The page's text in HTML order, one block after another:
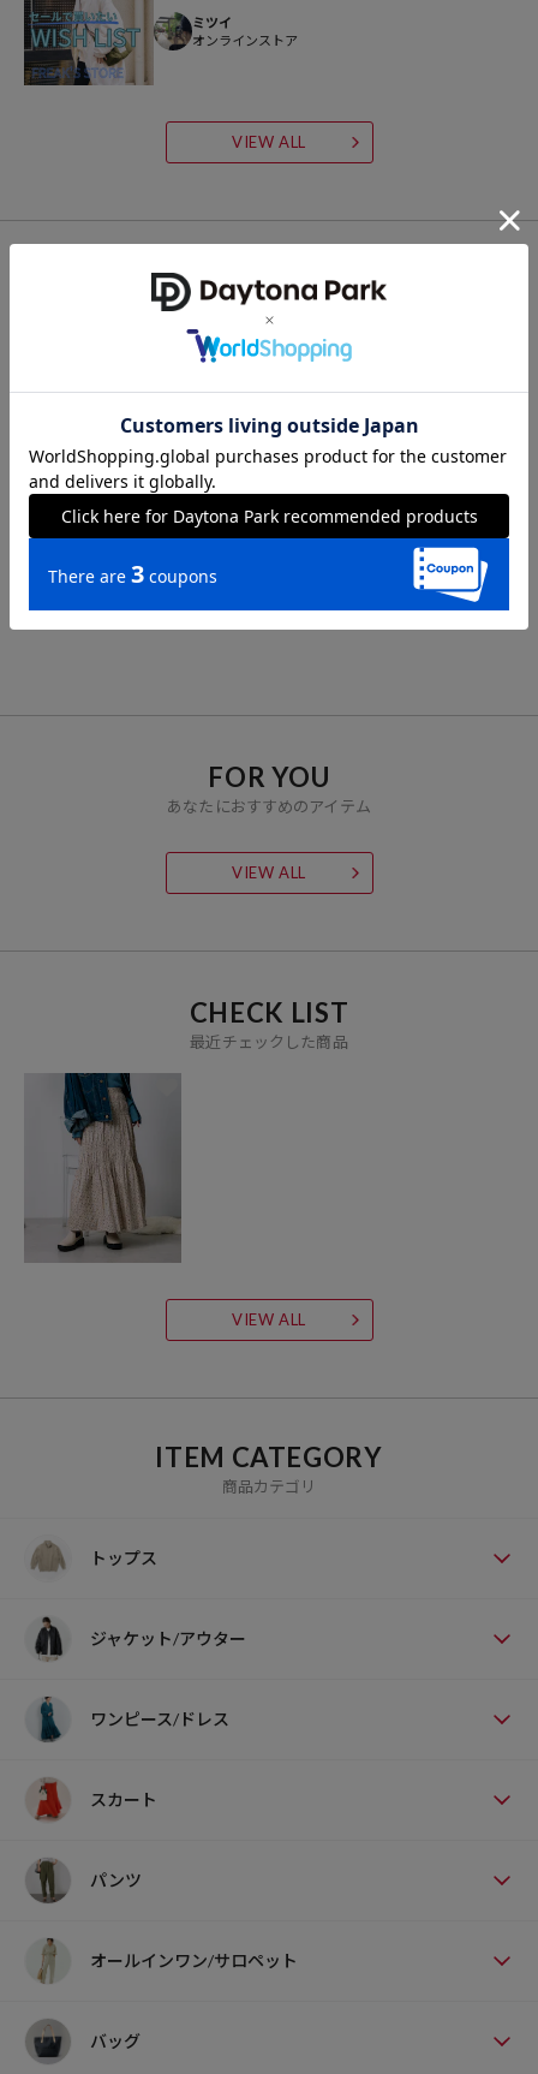
ミツイ
オンラインストア
VIEW ALL
RELATED ITEM
関連商品
FREAK'S STORE
フェイクレザー アシメテ
ィアードスカート
2,318円 71%OFF
FREAK'S STORE
ースカート
2,609円 71%OFF
FOR YOU
あなたにおすすめのアイテム
VIEW ALL
CHECK LIST
最近チェックした商品
VIEW ALL
ITEM CATEGORY
商品カテゴリ
トップス
ジャケット/アウター
ワンピース/ドレス
スカート
パンツ
オールインワン/サロペット
バッグ